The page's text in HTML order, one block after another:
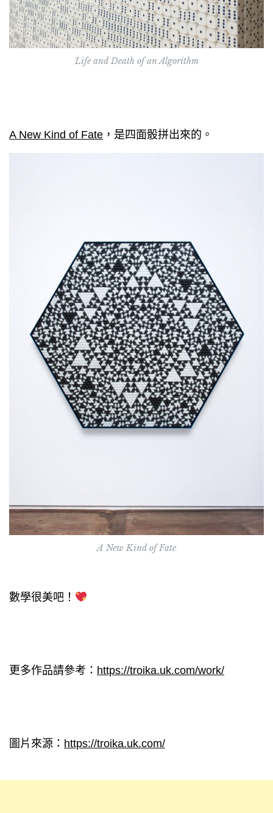
Life and Death of an Algorithm
A New Kind of Fate ，是四面骰拼出來的。
A New Kind of Fate
數學很美吧！
更多作品請參考： https://troika.uk.com/work/
圖片來源： https://troika.uk.com/